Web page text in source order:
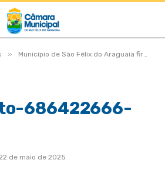
» Município de São Félix do Araguaia firma convênio do Projeto MT Iluminado e será beneficiado com mais de 800 novas lâmpadas em comunidades rurais
686422666-
de maio de 2025